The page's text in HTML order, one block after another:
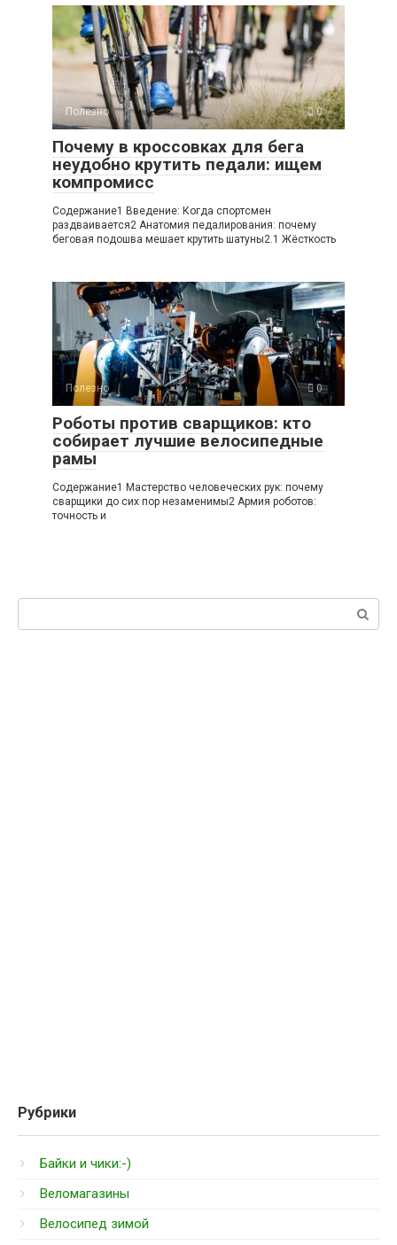
Полезно 0
Почему в кроссовках для бега
неудобно крутить педали: ищем
компромисс
Содержание1 Введение: Когда спортсмен
раздваивается2 Анатомия педалирования: почему
беговая подошва мешает крутить шатуны2.1 Жёсткость
Полезно 0
Роботы против сварщиков: кто
собирает лучшие велосипедные
рамы
Содержание1 Мастерство человеческих рук: почему
сварщики до сих пор незаменимы2 Армия роботов:
точность и
Рубрики
Байки и чики:-)
Веломагазины
Велосипед зимой